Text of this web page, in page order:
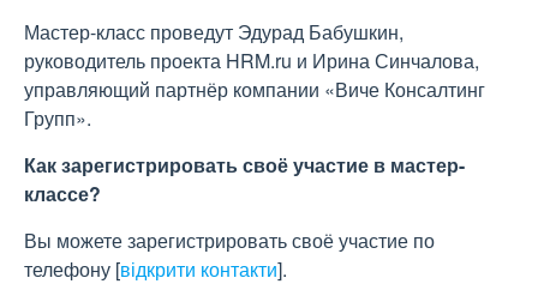
Мастер-класс проведут Эдурад Бабушкин,
руководитель проекта HRM.ru и Ирина Синчалова,
управляющий партнёр компании «Виче Консалтинг
Групп».
Как зарегистрировать своё участие в мастер-
классе?
Вы можете зарегистрировать своё участие по
телефону [відкрити контакти].